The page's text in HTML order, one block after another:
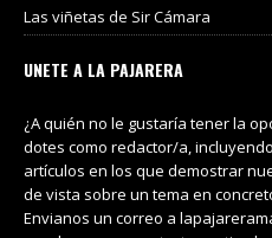
Las viñetas de Sir Cámara
UNETE A LA PAJARERA
¿A quién no le gustaría tener la
dotes como redactor/a,
artículos en los que demostrar
de vista sobre un tema en
Envianos un correo a